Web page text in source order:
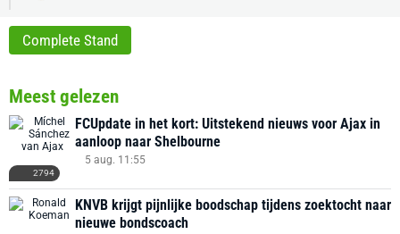
Complete Stand
Meest gelezen
2794
FCUpdate in het kort: Uitstekend nieuws voor Ajax in
aanloop naar Shelbourne
5 aug. 11:55
KNVB krijgt pijnlijke boodschap tijdens zoektocht naar
nieuwe bondscoach